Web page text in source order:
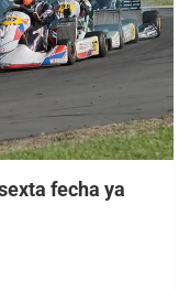
fecha ya